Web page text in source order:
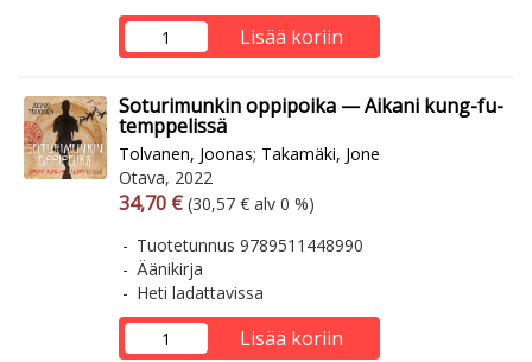
Lisää koriin
Soturimunkin oppipoika — Aikani kung-fu-
temppelissä
Tolvanen, Joonas; Takamäki, Jone
Otava, 2022
Arvonlisäverollinen hinta
34,70 € Arvonlisäveroton hinta
(30,57 € alv 0 %)
Tuotetunnus 9789511448990
Äänikirja
Heti ladattavissa
Lisää koriin